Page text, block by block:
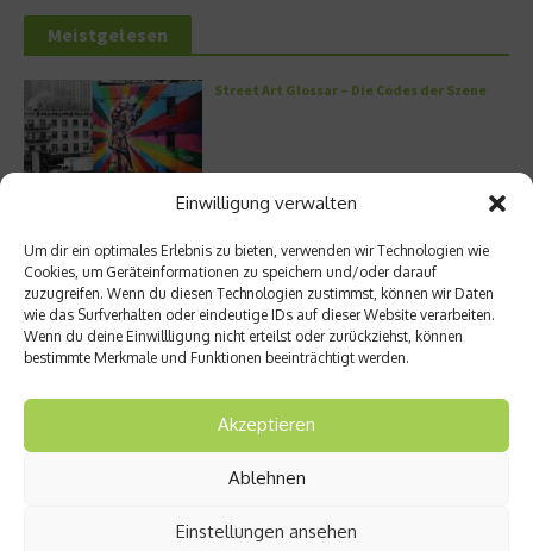
Einwilligung verwalten
Um dir ein optimales Erlebnis zu bieten, verwenden wir Technologien wie
Cookies, um Geräteinformationen zu speichern und/oder darauf
zuzugreifen. Wenn du diesen Technologien zustimmst, können wir Daten
wie das Surfverhalten oder eindeutige IDs auf dieser Website verarbeiten.
Wenn du deine Einwillligung nicht erteilst oder zurückziehst, können
bestimmte Merkmale und Funktionen beeinträchtigt werden.
Akzeptieren
Ablehnen
Einstellungen ansehen
Meistgelesen
Street Art Glossar – Die Codes der Szene
Kann man Hunde vegan ernähren?
Athens by Domes